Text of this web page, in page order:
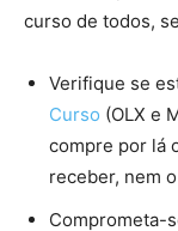
curso de todos,
Verifique se
Curso (OLX e
compre por lá
receber, nem
Comprometa-